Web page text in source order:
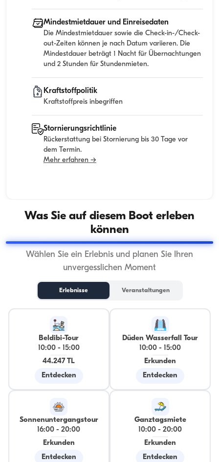
Mindestmietdauer und Einreisedaten
Die Mindestmietdauer sowie die Check-in-/Check-
out-Zeiten können je nach Datum variieren. Die
Mindestdauer beträgt 1 Nacht für Übernachtungen
und 2 Stunden für Stundenmieten.
Kraftstoffpolitik
Kraftstoffpreis inbegriffen
Stornierungsrichtlinie
Rückerstattung bei Stornierung bis 30 Tage vor
dem Termin.
Mehr erfahren →
Was Sie auf diesem Boot erleben
können
Wählen Sie ein Erlebnis und planen Sie Ihren
unvergesslichen Moment
Erlebnisse Veranstaltungen
Beldibi-Tour
10:00-
15:00
44.247 TL
Entdecken
Düden Wasserfall Tour
10:00 -
15:00
Erkunden
Entdecken
Sonnenuntergangstour
16:00 -20:00
Erkunden
Entdecken
Ganztagsmiete
10:00 -20:00
Erkunden
Entdecken